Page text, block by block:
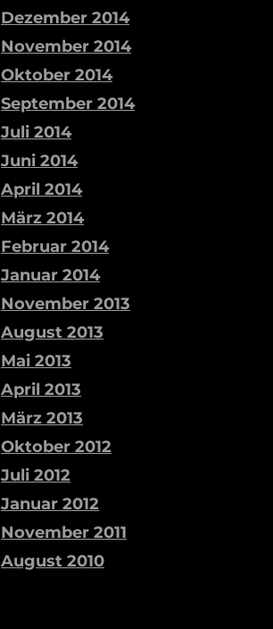
Dezember 2014
November 2014
Oktober 2014
September 2014
Juli 2014
Juni 2014
April 2014
März 2014
Februar 2014
Januar 2014
November 2013
August 2013
Mai 2013
April 2013
März 2013
Oktober 2012
Juli 2012
Januar 2012
November 2011
August 2010